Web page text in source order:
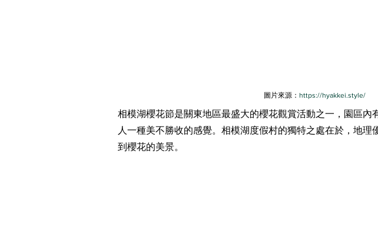
圖片來源： https://hyakkei.style/
相模湖櫻花節是關東地區最盛大的櫻花觀賞活動之一，園區內
人一種美不勝收的感覺。相模湖度假村的獨特之處在於，地理
到櫻花的美景。